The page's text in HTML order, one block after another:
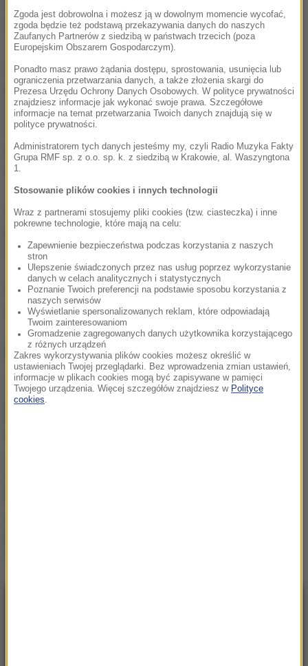
odzież. Przyczyny wybuchu są badane.
Około godziny 17 usłyszeliśmy wybuch i
pomyśleliśmy, że mogło dojść do eksplozji gazu u
pobliskiego sprzedawcy jedzenia -mówił właściciel
okolicznego sklepu cytowany przez internetowy
serwis "Sohu". Inny świadek twierdził, że mogło
zginąć wiele osób.
W wyniku eksplozji brama przy wejściu do
przedszkola została poważnie uszkodzona, wokół
widać także wiele potłuczonego szkła.
(mal)
Źródło: PAP
NAJWAŻNIEJSZE FAKTY
Były żołnierz USA
Zgoda jest dobrowolna i możesz ją w dowolnym momencie wycofać,
zgoda będzie też podstawą przekazywania danych do naszych
Zaufanych Partnerów z siedzibą w państwach trzecich (poza
Europejskim Obszarem Gospodarczym).
Ponadto masz prawo żądania dostępu, sprostowania, usunięcia lub
ograniczenia przetwarzania danych, a także złożenia skargi do
Prezesa Urzędu Ochrony Danych Osobowych. W polityce prywatności
znajdziesz informacje jak wykonać swoje prawa. Szczegółowe
informacje na temat przetwarzania Twoich danych znajdują się w
polityce prywatności.
Administratorem tych danych jesteśmy my, czyli Radio Muzyka Fakty
Grupa RMF sp. z o.o. sp. k. z siedzibą w Krakowie, al. Waszyngtona
1.
Stosowanie plików cookies i innych technologii
Wraz z partnerami stosujemy pliki cookies (tzw. ciasteczka) i inne
pokrewne technologie, które mają na celu:
Zapewnienie bezpieczeństwa podczas korzystania z naszych
stron
Ulepszenie świadczonych przez nas usług poprzez wykorzystanie
danych w celach analitycznych i statystycznych
Poznanie Twoich preferencji na podstawie sposobu korzystania z
naszych serwisów
Wyświetlanie spersonalizowanych reklam, które odpowiadają
Twoim zainteresowaniom
Gromadzenie zagregowanych danych użytkownika korzystającego
z różnych urządzeń
Zakres wykorzystywania plików cookies możesz określić w
ustawieniach Twojej przeglądarki. Bez wprowadzenia zmian ustawień,
informacje w plikach cookies mogą być zapisywane w pamięci
Twojego urządzenia. Więcej szczegółów znajdziesz w Polityce
cookies.